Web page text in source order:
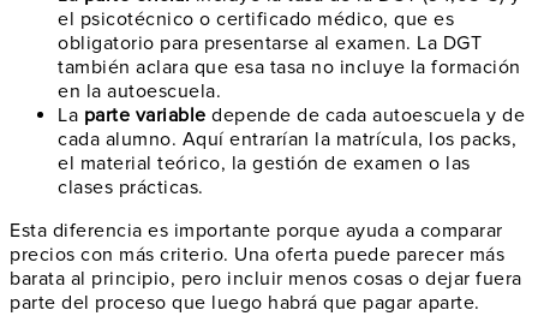
el psicotécnico o certificado médico, que es
obligatorio para presentarse al examen. La DGT
también aclara que esa tasa no incluye la formación
en la autoescuela.
La parte variable depende de cada autoescuela y de
cada alumno. Aquí entrarían la matrícula, los packs,
el material teórico, la gestión de examen o las
clases prácticas.
Esta diferencia es importante porque ayuda a comparar
precios con más criterio. Una oferta puede parecer más
barata al principio, pero incluir menos cosas o dejar fuera
parte del proceso que luego habrá que pagar aparte.